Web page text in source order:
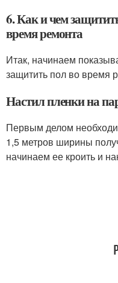
6. Как и чем
время ремонта
Итак, начинаем
защитить пол во время
Настил пленки на
Первым делом
1,5 метров ширины
начинаем ее кроить и